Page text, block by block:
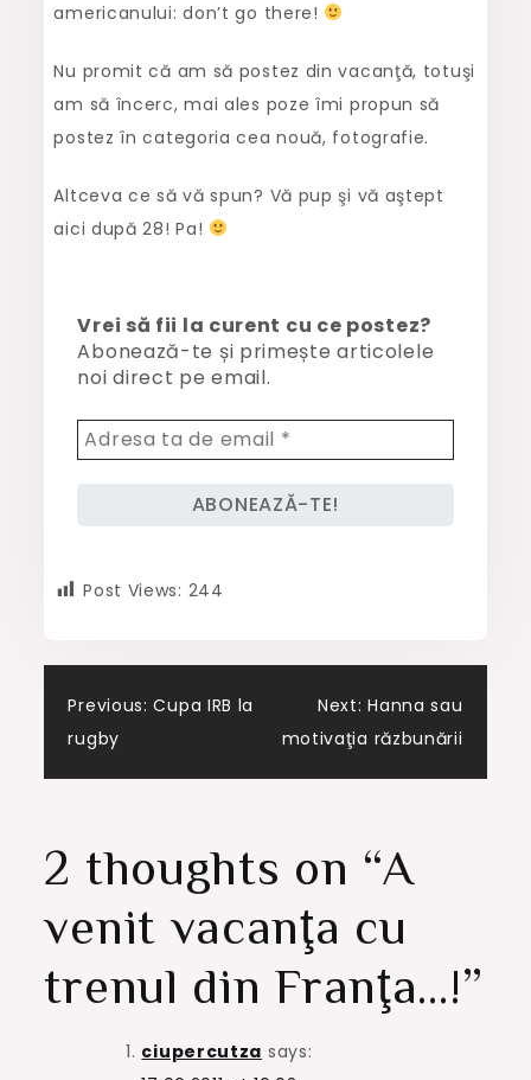
americanului: don’t go there!
Nu promit că am să postez din vacanţă, totuşi
am să încerc, mai ales poze îmi propun să
postez în categoria cea nouă, fotografie.
Altceva ce să vă spun? Vă pup şi vă aştept
aici după 28! Pa!
Vrei să fii la curent cu ce postez?
Abonează-te și primește articolele
noi direct pe email.
Post Views: 244
Post
navigation
Previous: Cupa IRB la
rugby
Next: Hanna sau
motivaţia răzbunării
2 thoughts on “A
venit vacanţa cu
trenul din Franţa…!”
ciupercutza says: